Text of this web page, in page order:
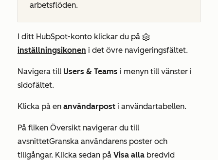
arbetsflöden.
I ditt HubSpot-konto klickar du på
inställningsikonen i det övre navigeringsfältet.
Navigera till Users & Teams i menyn till vänster i
sidofältet.
Klicka på en användarpost i användartabellen.
På fliken Översikt navigerar du till
avsnittetGranska användarens poster och
tillgångar. Klicka sedan på Visa alla bredvid